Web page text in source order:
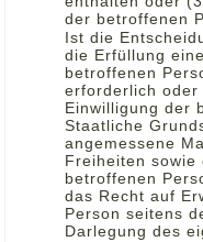
der betroffenen
Ist die
die Erfüllung
betroffenen
erforderlich
Einwilligung der
Staatliche
angemessene
Freiheiten
betroffenen
das Recht auf
Person seitens
Darlegung des